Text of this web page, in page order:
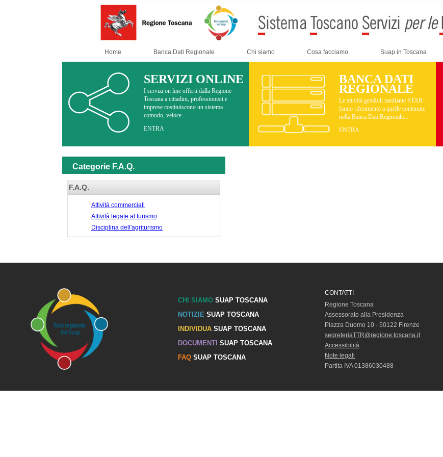
Home Banca Dati Regionale Chi siamo Cosa facciamo Suap in Toscana
SERVIZI ONLINE
I servizi on line offerti dalla Regione
Toscana a cittadini, professionisti e
imprese costituiscono un sistema
comodo, veloce....
ENTRA
BANCA DATI
REGIONALE
Le attività gestibili mediante STAR
fanno riferimento a quelle contenute
nella Banca Dati Regionale....
ENTRA
Categorie F.A.Q.
F.A.Q.
Attività commerciali
Attività legate al turismo
Disciplina dell'agriturismo
CHI SIAMOSUAP TOSCANA
NOTIZIE SUAP TOSCANA
INDIVIDUASUAP TOSCANA
DOCUMENTI SUAP TOSCANA
FAQSUAP TOSCANA
CONTATTI
Regione Toscana
Assessorato alla Presidenza
Piazza Duomo 10 - 50122 Firenze
segreteriaTTR@regione.toscana.it
Accessibilità
Note legali
Partita IVA 01386030488